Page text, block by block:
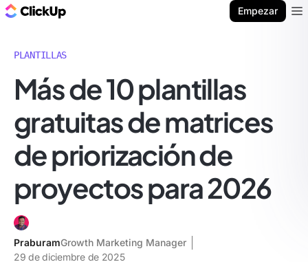
Empezar
PLANTILLAS
Más de 10 plantillas
gratuitas de matrices
de priorización de
proyectos para 2026
PraburamGrowth Marketing Manager
29 de diciembre de 2025